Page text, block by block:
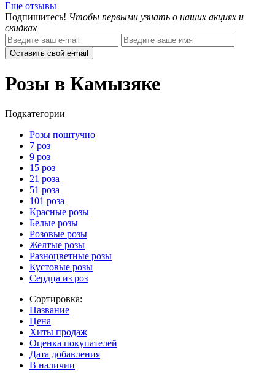
Еще отзывы
Подпишитесь! Чтобы первыми узнать о наших акциях и
скидках
Оставить свой e-mail
Розы в Камызяке
Подкатегории
Розы поштучно
7 роз
9 роз
15 роз
21 роза
51 роза
101 роза
Красные розы
Белые розы
Розовые розы
Желтые розы
Разноцветные розы
Кустовые розы
Сердца из роз
Сортировка:
Название
Цена
Хиты продаж
Оценка покупателей
Дата добавления
В наличии